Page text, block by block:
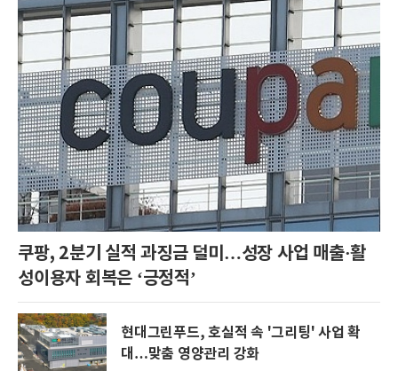
쿠팡, 2분기 실적 과징금 덜미…성장 사업 매출·활
성이용자 회복은 ‘긍정적’
현대그린푸드, 호실적 속 '그리팅' 사업 확
대…맞춤 영양관리 강화